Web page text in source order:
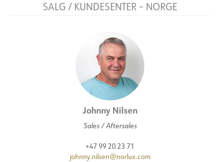
SALG / KUNDESENTER – NORGE
Johnny Nilsen
Sales / Aftersales
+47 99 20 23 71
johnny.nilsen@norlux.com